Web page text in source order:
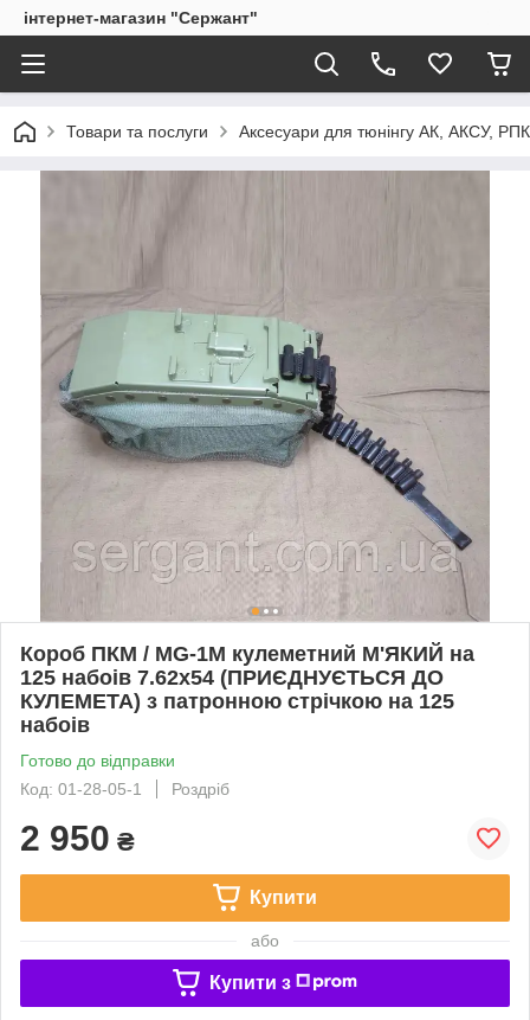
інтернет-магазин "Сержант"
Товари та послуги Аксесуари для тюнінгу АК, АКСУ,
Короб ПКМ / MG-1М кулеметний М'ЯКИЙ на
125 набоів 7.62х54 (ПРИЄДНУЄТЬСЯ ДО
КУЛЕМЕТА) з патронною стрічкою на 125
набоів
Готово до відправки
Код: 01-28-05-1
Роздріб
2 950 ₴
Купити
або
Купити з